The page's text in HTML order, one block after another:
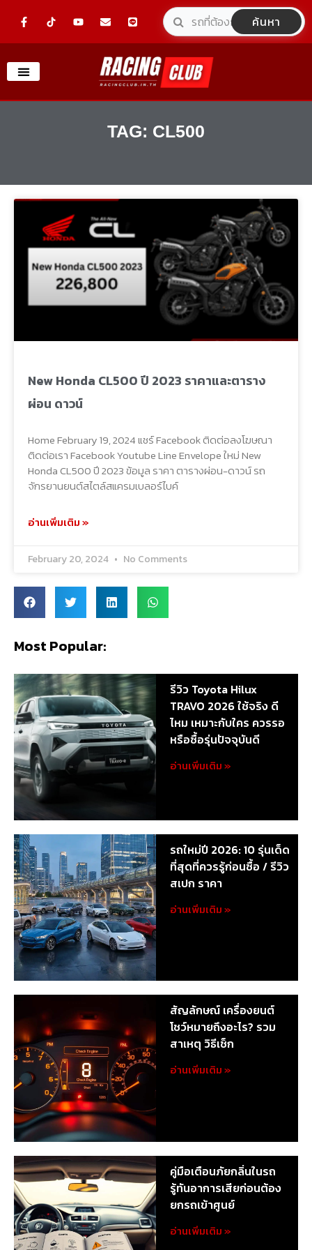
F
a
e
o
o
-
o
t
n
e
l
o
p
e
L
i
e
ค้นหา
TAG: CL500
New Honda CL500 ปี 2023 ราคาและตาราง
ผ่อน ดาวน์
Home February 19, 2024 แชร์ Facebook ติดต่อลงโฆษณา
ติดต่อเรา Facebook Youtube Line Envelope ใหม่ New
Honda CL500 ปี 2023 ข้อมูล ราคา ตารางผ่อน-ดาวน์ รถ
จักรยานยนต์สไตล์สแครมเบลอร์ไบค์
อ่านเพิ่มเติม »
February 20, 2024 No Comments
Most Popular:
รีวิว Toyota Hilux
TRAVO 2026 ใช้จริง ดี
ไหม เหมาะกับใคร ควรรอ
หรือซื้อรุ่นปัจจุบันดี
อ่านเพิ่มเติม »
รถใหม่ปี 2026: 10 รุ่นเด็ด
ที่สุดที่ควรรู้ก่อนซื้อ / รีวิว
สเปก ราคา
อ่านเพิ่มเติม »
สัญลักษณ์ เครื่องยนต์
โชว์หมายถึงอะไร? รวม
สาเหตุ วิธีเช็ก
อ่านเพิ่มเติม »
คู่มือเตือนภัยกลิ่นในรถ
รู้ทันอาการเสียก่อนต้อง
ยกรถเข้าศูนย์
อ่านเพิ่มเติม »